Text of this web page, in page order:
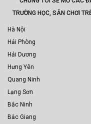
TRƯỜNG HỌC, SÂN CHƠI
Hà Nội
Hải Phòng
Hải Dương
Hưng Yên
Quang Ninh
Lạng Sơn
Bắc Ninh
Bắc Giang